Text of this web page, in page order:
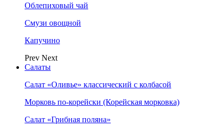
Облепиховый чай
Смузи овощной
Капучино
Prev Next
Салаты
Салат «Оливье» классический с колбасой
Морковь по-корейски (Корейская морковка)
Салат «Грибная поляна»